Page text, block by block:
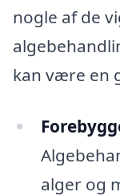
nogle af de
kan være en
alger og